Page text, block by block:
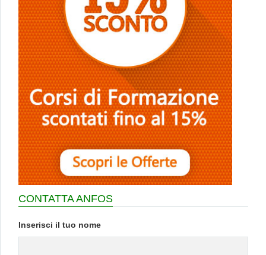
CONTATTA ANFOS
Inserisci il tuo nome